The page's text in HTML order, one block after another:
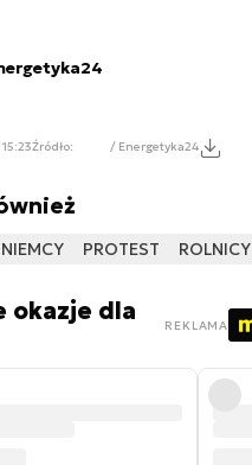
Źródło: / Energetyka24
NIEMCY PROTEST ROLNICY
okazje dla
REKLAMA